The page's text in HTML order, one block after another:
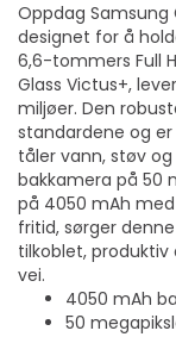
Oppdag
designet for å
6,6-tommers Full
Glass Victus+,
miljøer. Den
standardene og
tåler vann, støv
bakkamera på 50
på 4050 mAh
fritid, sørger
tilkoblet,
vei.
4050 mAh
50